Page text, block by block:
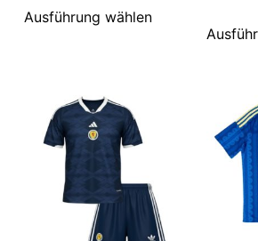
Ausführung wählen